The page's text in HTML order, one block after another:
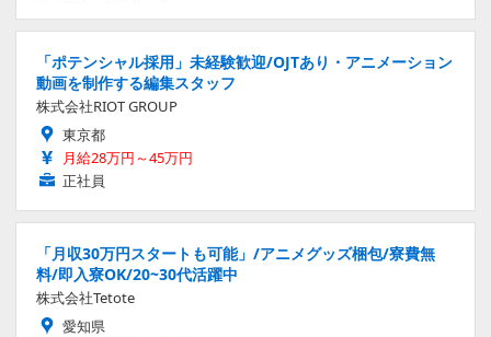
「ポテンシャル採用」未経験歓迎/OJTあり・アニメーション
動画を制作する編集スタッフ
株式会社RIOT GROUP
東京都
月給28万円～45万円
正社員
「月収30万円スタートも可能」/アニメグッズ梱包/寮費無
料/即入寮OK/20~30代活躍中
株式会社Tetote
愛知県